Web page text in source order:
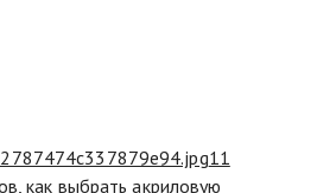
11
как выбрать акриловую